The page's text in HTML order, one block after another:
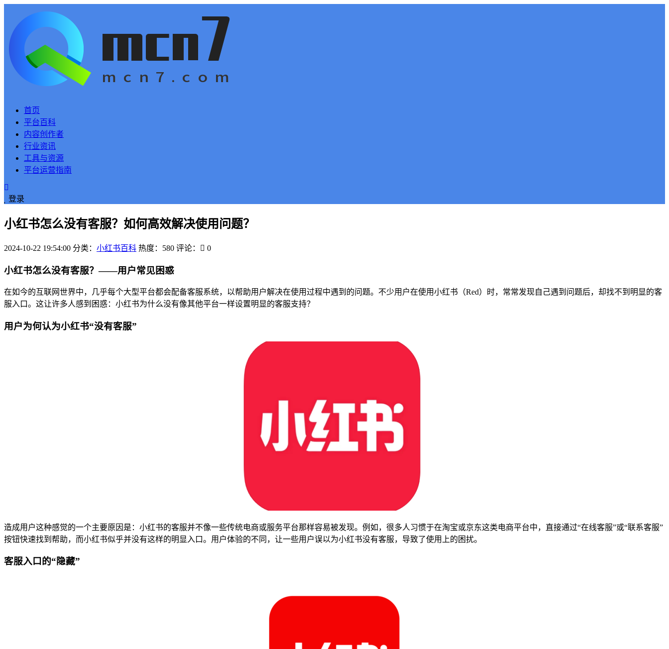
首页
平台百科
内容创作者
行业资讯
工具与资源
平台运营指南
登录
小红书怎么没有客服？如何高效解决使用问题？
2024-10-22 19:54:00 分类： 小红书百科 热度：580 评论： 0
小红书怎么没有客服？——用户常见困惑
在如今的互联网世界中，几乎每个大型平台都会配备客服系统，以帮助用户解决在使用过程中遇到的问题。不少用户在使用小红书（Red）时，常常发现自己遇到问题后，却找不到明显的客
服入口。这让许多人感到困惑：小红书为什么没有像其他平台一样设置明显的客服支持？
用户为何认为小红书“没有客服”
造成用户这种感觉的一个主要原因是：小红书的客服并不像一些传统电商或服务平台那样容易被发现。例如，很多人习惯于在淘宝或京东这类电商平台中，直接通过“在线客服”或“联系客服”
按钮快速找到帮助，而小红书似乎并没有这样的明显入口。用户体验的不同，让一些用户误以为小红书没有客服，导致了使用上的困扰。
客服入口的“隐藏”